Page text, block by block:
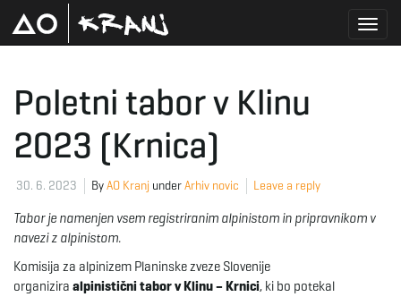
Poletni tabor v Klinu
2023 (Krnica)
30. 6. 2023 ByAO Kranj underArhiv novic Leave a reply
Tabor je namenjen vsem registriranim alpinistom in pripravnikom v
navezi z alpinistom.
Komisija za alpinizem Planinske zveze Slovenije
organizira alpinistični tabor v Klinu – Krnici, ki bo potekal